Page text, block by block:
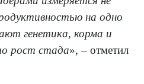
на одно
генетика, корма и
рост стада», – отметил